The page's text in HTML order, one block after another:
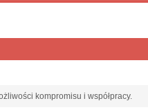
kompromisu i współpracy.